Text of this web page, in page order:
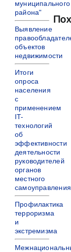
муниципального
района"
Выявление
объектов
недвижимости
Итоги
опроса
населения
с
применением
IT-
технологий
об
эффективности
деятельности
руководителей
органов
местного
самоуправления
Профилактика
терроризма
и
экстремизма